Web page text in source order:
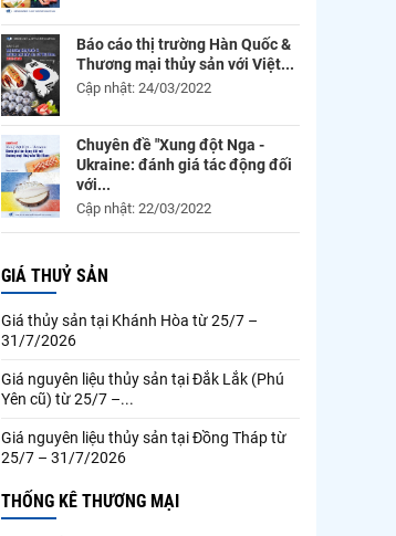
Báo cáo thị trường Hàn Quốc &
Thương mại thủy sản với Việt...
Cập nhật: 24/03/2022
Chuyên đề "Xung đột Nga -
Ukraine: đánh giá tác động đối
với...
Cập nhật: 22/03/2022
GIÁ THUỶ SẢN
Giá thủy sản tại Khánh Hòa từ 25/7 –
31/7/2026
Giá nguyên liệu thủy sản tại Đắk Lắk (Phú
Yên cũ) từ 25/7 –...
Giá nguyên liệu thủy sản tại Đồng Tháp từ
25/7 – 31/7/2026
THỐNG KÊ THƯƠNG MẠI